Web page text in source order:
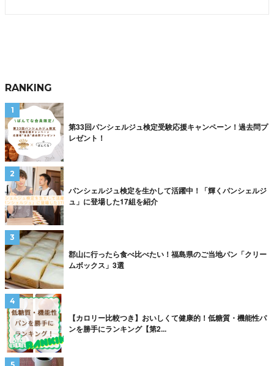
RANKING
第33回パンシェルジュ検定受験応援キャンペーン！過去問プ
レゼント！
パンシェルジュ検定を生かして活躍中！「輝くパンシェルジ
ュ」に登場した17組を紹介
郡山に行ったら食べ比べたい！福島県のご当地パン「クリー
ムボックス」3選
【カロリー比較つき】おいしくて健康的！低糖質・機能性パ
ンを勝手にランキング【第2...